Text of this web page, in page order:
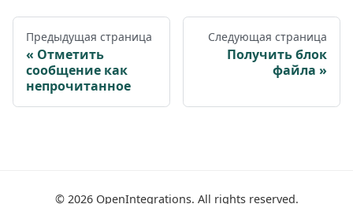
Предыдущая страница
Отметить
сообщение как
непрочитанное
Следующая страница
Получить блок
файла
© 2026OpenIntegrations. All rights reserved.